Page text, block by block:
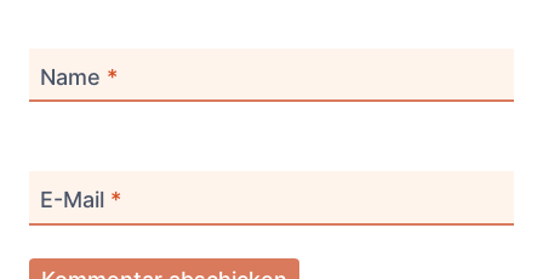
Name *
E-Mail *